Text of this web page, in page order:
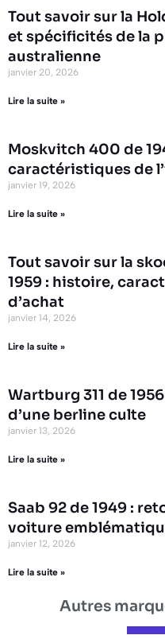
Tout savoir sur la
et spécificités de la
australienne
janvier 20, 2026
Lire la suite »
Moskvitch 400 de
caractéristiques de
janvier 19, 2026
Lire la suite »
Tout savoir sur la
1959 : histoire,
d’achat
janvier 14, 2026
Lire la suite »
Wartburg 311 de
d’une berline culte
janvier 13, 2026
Lire la suite »
Saab 92 de 1949 :
voiture
janvier 12, 2026
Lire la suite »
Autres